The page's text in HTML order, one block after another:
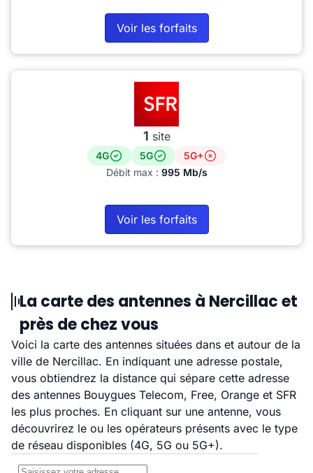
Voir les forfaits
1 site
4G 5G
5G+
Débit max : 995 Mb/s
Voir les forfaits
La carte des antennes à Nercillac et
près de chez vous
Voici la carte des antennes situées dans et autour de la
ville de Nercillac. En indiquant une adresse postale,
vous obtiendrez la distance qui sépare cette adresse
des antennes Bouygues Telecom, Free, Orange et SFR
les plus proches. En cliquant sur une antenne, vous
découvrirez le ou les opérateurs présents avec le type
de réseau disponibles (4G, 5G ou 5G+).